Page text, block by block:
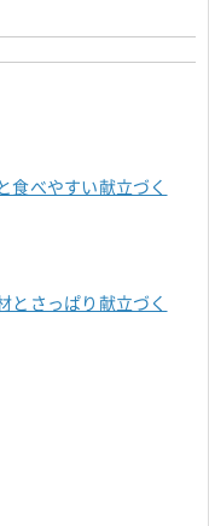
食べやすい献立づく
とさっぱり献立づく